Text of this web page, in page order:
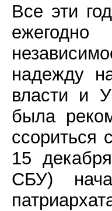
Все эти
надежду
власти и
была
ссориться
15
СБУ)